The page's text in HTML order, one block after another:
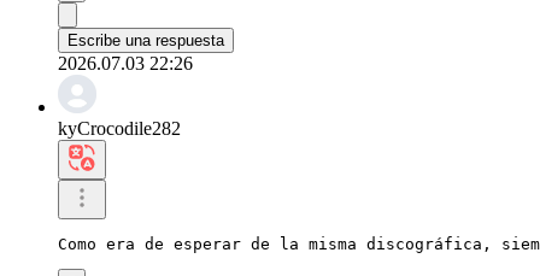
Escribe una respuesta
2026.07.03 22:26
kyCrocodile282
Como era de esperar de la misma discográfica,